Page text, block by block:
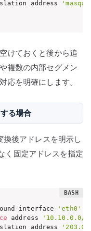
address
けておくと後から追
複数の内部セグメン
応を明確にします。
る場合
後アドレスを明示し
く固定アドレスを指定
interface
'eth0'
address
'10.10.0.0/
address